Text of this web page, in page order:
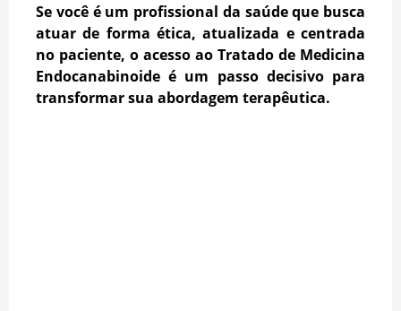
Se você é um profissional da saúde que busca
atuar de forma ética, atualizada e centrada
no paciente, o acesso ao Tratado de Medicina
Endocanabinoide é um passo decisivo para
transformar sua abordagem terapêutica.